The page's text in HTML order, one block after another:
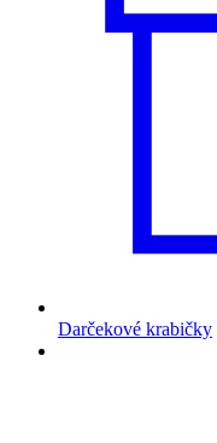
Darčekové krabičky